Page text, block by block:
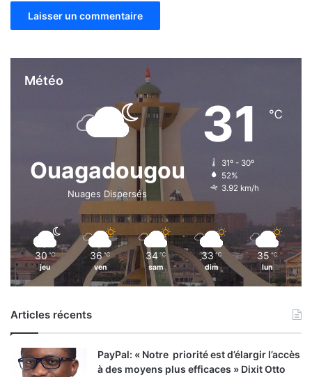
Météo
Ouagadougou
Nuages Dispersés
31 ℃
31º - 30º
52%
3.92 km/h
30 ℃
jeu
36 ℃
ven
34 ℃
sam
33 ℃
dim
35 ℃
lun
Articles récents
PayPal: « Notre priorité est d’élargir l’accès
à des moyens plus efficaces » Dixit Otto